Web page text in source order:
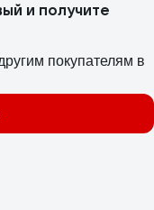
и получите
покупателям в